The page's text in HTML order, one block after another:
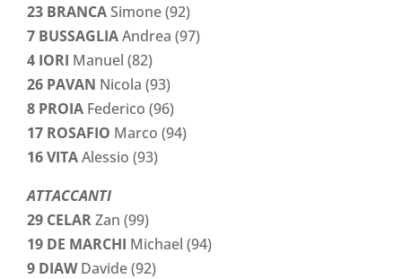
23 BRANCASimone (92)
7 BUSSAGLIAAndrea (97)
4 IORI Manuel (82)
26 PAVAN Nicola (93)
8 PROIA Federico (96)
17 ROSAFIO Marco (94)
16 VITAAlessio (93)
ATTACCANTI
29 CELARZan (99)
19 DE MARCHI Michael (94)
9 DIAWDavide (92)